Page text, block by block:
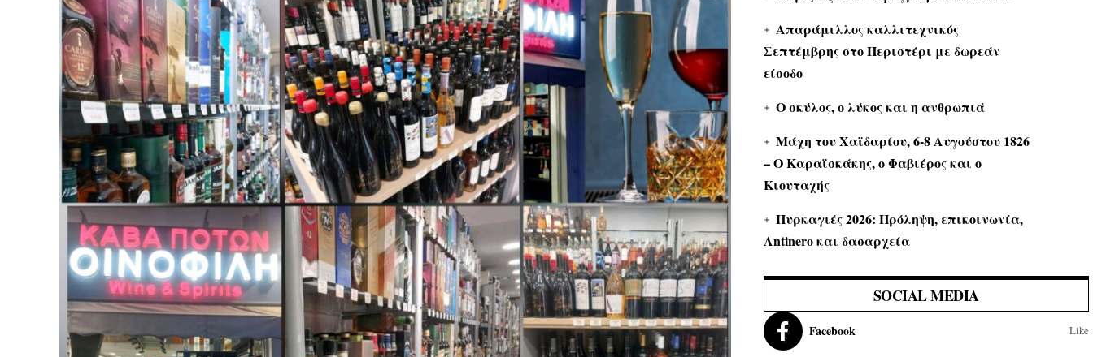
Απαράμιλλος καλλιτεχνικός
Σεπτέμβρης στο Περιστέρι με δωρεάν
είσοδο
Ο σκύλος, ο λύκος και η ανθρωπιά
Μάχη του Χαϊδαρίου, 6-8 Αυγούστου 1826
– Ο Καραϊσκάκης, ο Φαβιέρος και ο
Κιουταχής
Πυρκαγιές 2026: Πρόληψη, επικοινωνία,
Antinero και δασαρχεία
SOCIAL MEDIA
Facebook Like